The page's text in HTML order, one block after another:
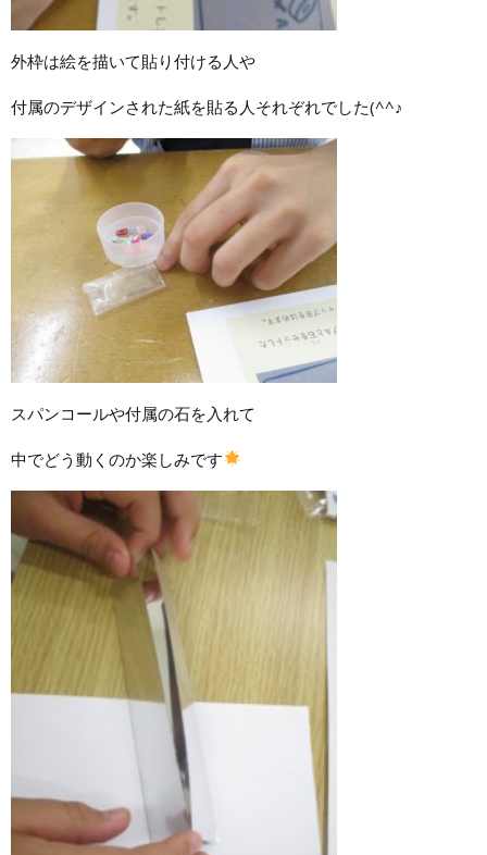
外枠は絵を描いて貼り付ける人や
付属のデザインされた紙を貼る人それぞれでした(^^♪
スパンコールや付属の石を入れて
中でどう動くのか楽しみです